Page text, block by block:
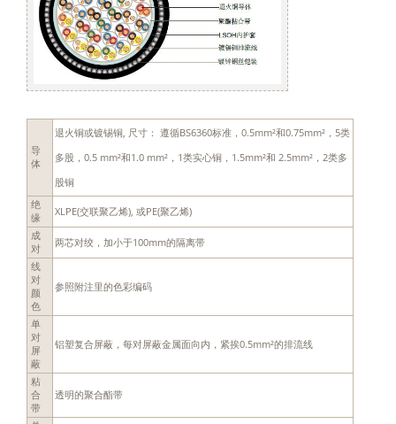
导
体
退火铜或镀锡铜, 尺寸： 遵循BS6360标准，0.5mm²和0.75mm²，5类
多股，0.5 mm²和1.0 mm²，1类实心铜，1.5mm²和 2.5mm²，2类多
股铜
绝
缘
XLPE(交联聚乙烯), 或PE(聚乙烯)
成
对
两芯对绞，加小于100mm的隔离带
线
对
颜
色
参照附注里的色彩编码
单
对
屏
蔽
铝塑复合屏蔽，每对屏蔽金属面向内，紧挨0.5mm²的排流线
粘
合
带
透明的聚合酯带